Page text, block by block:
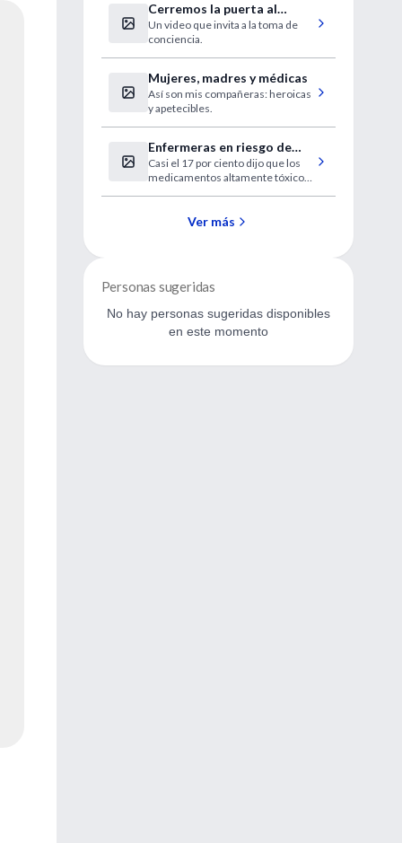
Cerremos la puerta al
Chagas
Un video que invita a la toma de
conciencia.
Mujeres, madres y médicas
Así son mis compañeras: heroicas
y apetecibles.
Enfermeras en riesgo de
exposición accidental a
quimioterápicos
Casi el 17 por ciento dijo que los
medicamentos altamente tóxicos
Ver más
Personas sugeridas
No hay personas sugeridas disponibles
en este momento